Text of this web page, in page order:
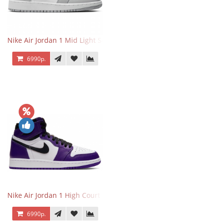
Nike Air Jordan 1 Mid Light Smoke Grey
6990р.
Nike Air Jordan 1 High Court Purple 2.0
6990р.